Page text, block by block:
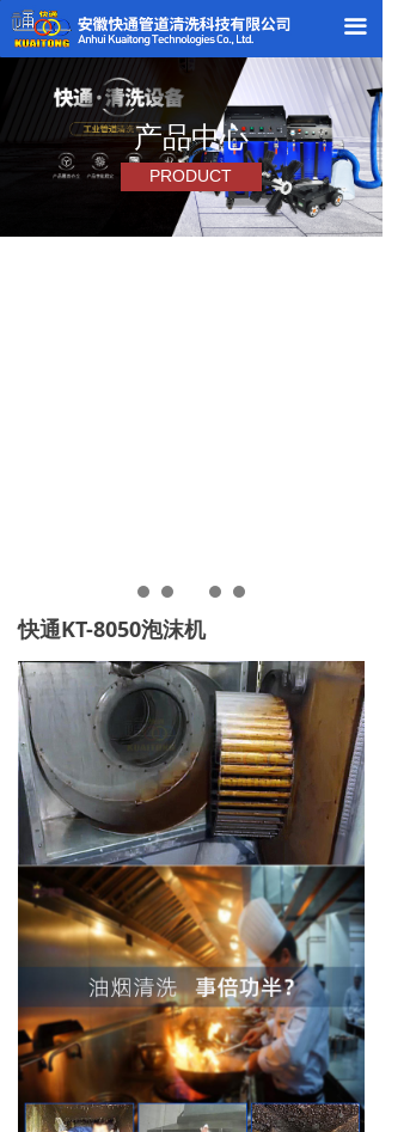
끀
产品中心
PRODUCT
快通KT-8050泡沫机